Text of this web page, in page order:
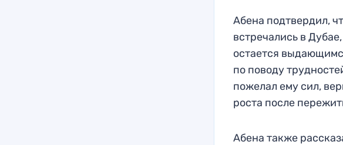
Абена подтвердил,
встречались в
остается
по поводу
пожелал ему сил,
роста после
Абена также